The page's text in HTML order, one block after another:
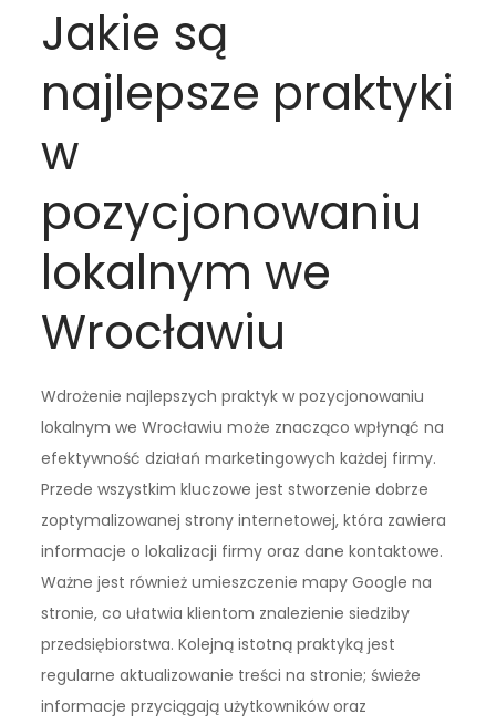
Jakie są
najlepsze praktyki
w
pozycjonowaniu
lokalnym we
Wrocławiu
Wdrożenie najlepszych praktyk w pozycjonowaniu
lokalnym we Wrocławiu może znacząco wpłynąć na
efektywność działań marketingowych każdej firmy.
Przede wszystkim kluczowe jest stworzenie dobrze
zoptymalizowanej strony internetowej, która zawiera
informacje o lokalizacji firmy oraz dane kontaktowe.
Ważne jest również umieszczenie mapy Google na
stronie, co ułatwia klientom znalezienie siedziby
przedsiębiorstwa. Kolejną istotną praktyką jest
regularne aktualizowanie treści na stronie; świeże
informacje przyciągają użytkowników oraz